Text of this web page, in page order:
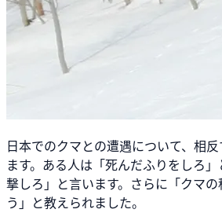
日本でのクマとの遭遇について、相
ます。ある人は「死んだふりをしろ
撃しろ」と言います。さらに「クマ
う」と教えられました。